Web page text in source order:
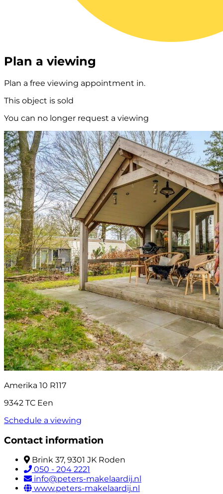
Plan a viewing
Plan a free viewing appointment in.
This object is sold
You can no longer request a viewing
Amerika 10 R117
9342 TC Een
Schedule a viewing
Contact information
Brink 37, 9301 JK Roden
050 - 204 2221
info@peters-makelaardij.nl
www.peters-makelaardij.nl